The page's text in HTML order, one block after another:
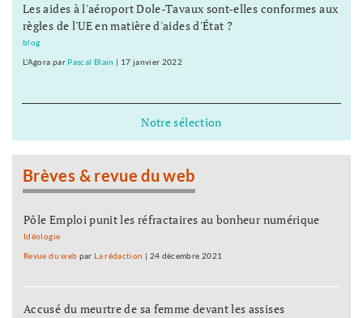
Les aides à l'aéroport Dole-Tavaux sont-elles conformes aux
règles de l'UE en matière d'aides d'État ?
blog
L'Agora par Pascal Blain | 17 janvier 2022
Notre sélection
Brèves & revue du web
Pôle Emploi punit les réfractaires au bonheur numérique
Idéologie
Revue du web parLa rédaction | 24 décembre 2021
Accusé du meurtre de sa femme devant les assises